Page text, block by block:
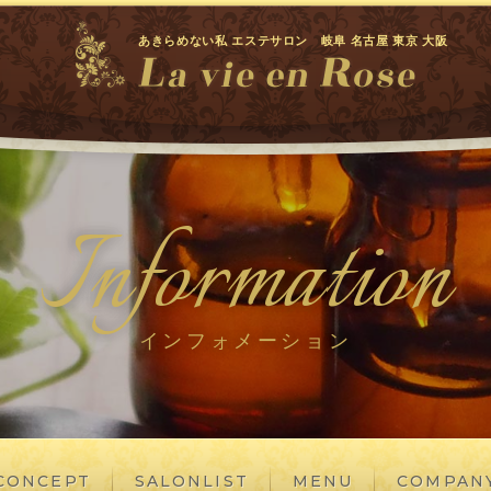
あきらめない私 エステサロン 岐阜 名古屋 東京 大阪
Information
インフォメーション
SALONLIST MENU